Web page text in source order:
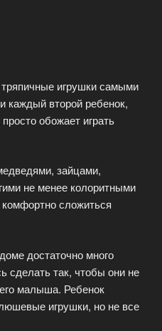
игрушки самыми
каждый второй ребенок,
обожает играть
зайцами,
не менее колоритными
сложиться
достаточно много
сделать так, чтобы они не
малыша. Ребенок
игрушки, но не все